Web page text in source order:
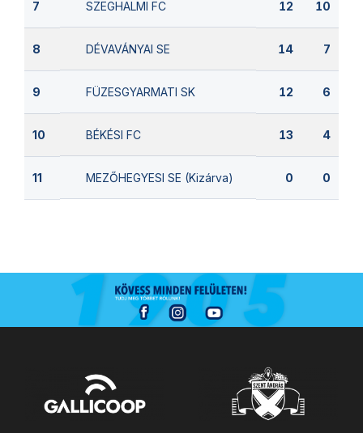
7 SZEGHALMI FC 12 10
8 DÉVAVÁNYAI SE 14 7
9 FÜZESGYARMATI SK 12 6
10 BÉKÉSI FC 13 4
11 MEZŐHEGYESI SE (Kizárva) 0 0